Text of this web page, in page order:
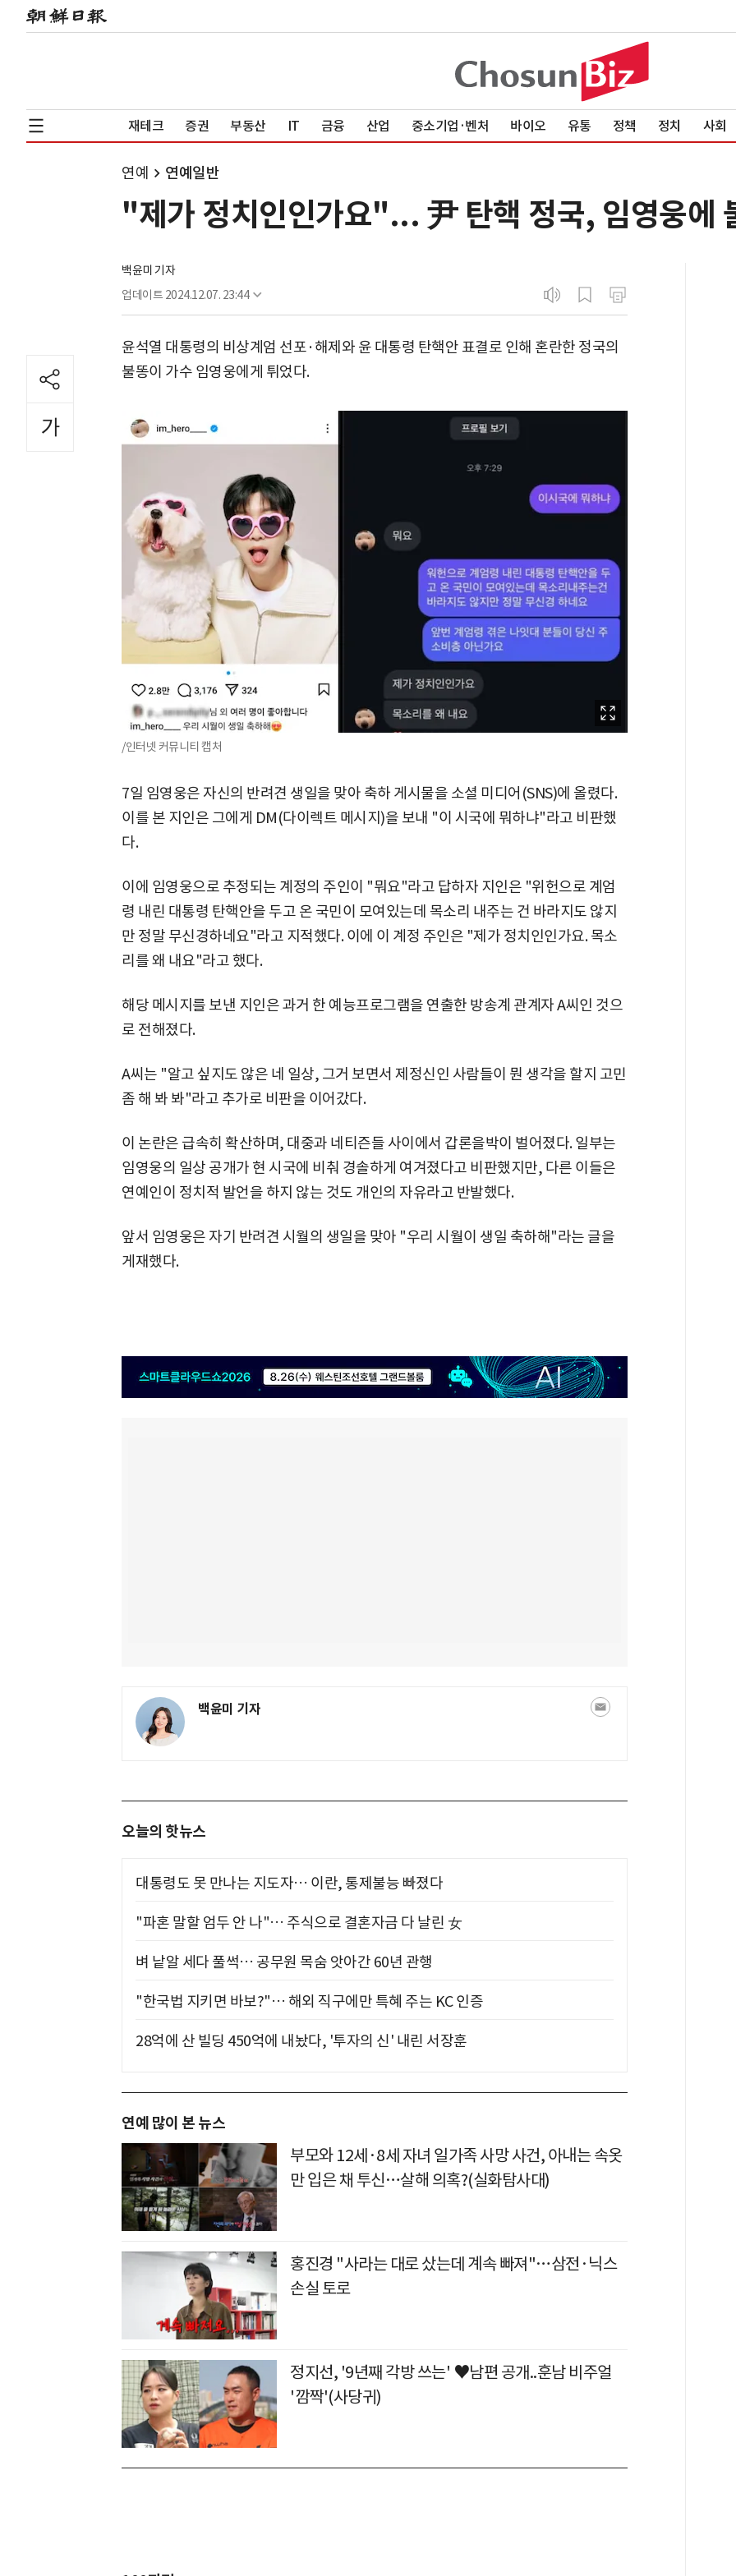
재테크 증권 부동산 IT 금융 산업 중소기업·벤처 바이오 유통 정책 정치 사회
연예 연예일반
"제가 정치인인가요"... 尹 탄핵 정국, 임영웅에
백윤미 기자
업데이트 2024.12.07. 23:44
윤석열 대통령의 비상계엄 선포·해제와 윤 대통령 탄핵안 표결로 인해 혼란한 정국의
불똥이 가수 임영웅에게 튀었다.
/인터넷 커뮤니티 캡처
7일 임영웅은 자신의 반려견 생일을 맞아 축하 게시물을 소셜 미디어(SNS)에 올렸다.
이를 본 지인은 그에게 DM(다이렉트 메시지)을 보내 "이 시국에 뭐하냐"라고 비판했
다.
이에 임영웅으로 추정되는 계정의 주인이 "뭐요"라고 답하자 지인은 "위헌으로 계엄
령 내린 대통령 탄핵안을 두고 온 국민이 모여있는데 목소리 내주는 건 바라지도 않지
만 정말 무신경하네요"라고 지적했다. 이에 이 계정 주인은 "제가 정치인인가요. 목소
리를 왜 내요"라고 했다.
해당 메시지를 보낸 지인은 과거 한 예능프로그램을 연출한 방송계 관계자 A씨인 것으
로 전해졌다.
A씨는 "알고 싶지도 않은 네 일상, 그거 보면서 제정신인 사람들이 뭔 생각을 할지 고민
좀 해 봐 봐"라고 추가로 비판을 이어갔다.
이 논란은 급속히 확산하며, 대중과 네티즌들 사이에서 갑론을박이 벌어졌다. 일부는
임영웅의 일상 공개가 현 시국에 비춰 경솔하게 여겨졌다고 비판했지만, 다른 이들은
연예인이 정치적 발언을 하지 않는 것도 개인의 자유라고 반발했다.
앞서 임영웅은 자기 반려견 시월의 생일을 맞아 "우리 시월이 생일 축하해"라는 글을
게재했다.
백윤미 기자
오늘의 핫뉴스
대통령도 못 만나는 지도자… 이란, 통제불능 빠졌다
"파혼 말할 엄두 안 나"… 주식으로 결혼자금 다 날린 女
벼 낱알 세다 풀썩… 공무원 목숨 앗아간 60년 관행
"한국법 지키면 바보?"… 해외 직구에만 특혜 주는 KC 인증
28억에 산 빌딩 450억에 내놨다, '투자의 신' 내린 서장훈
연예 많이 본 뉴스
부모와 12세·8세 자녀 일가족 사망 사건, 아내는 속옷
만 입은 채 투신…살해 의혹?(실화탐사대)
홍진경 "사라는 대로 샀는데 계속 빠져"…삼전·닉스
손실 토로
정지선, '9년째 각방 쓰는' ♥남편 공개..훈남 비주얼
'깜짝'(사당귀)